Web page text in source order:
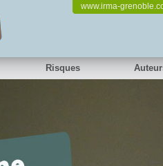
www.irma-
Risques